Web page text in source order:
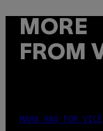
MORE
FROM
MAHA HAQ FOR VICE